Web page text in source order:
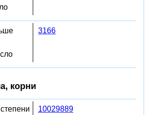
3166
корни
10029889